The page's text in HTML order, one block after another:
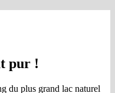
pur !
du plus grand lac naturel